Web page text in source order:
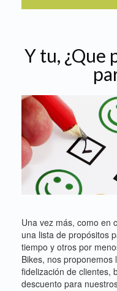
Y tu, ¿Que
Una vez más, como en
una lista de propósitos
tiempo y otros por
Bikes, nos
fidelización de clientes,
descuento para